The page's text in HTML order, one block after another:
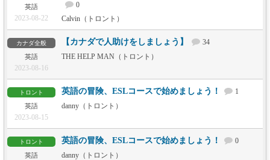
英語
2023-08-22
0
Calvin（トロント）
カナダ全般
英語
2023-08-16
【カナダで人助けをしましょう】
34
THE HELP MAN（トロント）
トロント
英語
2023-08-15
英語の冒険、ESLコースで始めましょう！
1
danny（トロント）
トロント
英語
英語の冒険、ESLコースで始めましょう！
0
danny（トロント）